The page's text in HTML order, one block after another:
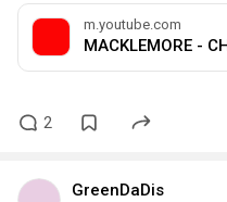
m.youtube.com
2
GreenDaDis